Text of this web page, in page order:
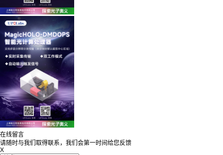
在线留言
请随时与我们取得联系，我们会第一时间给您反馈
X